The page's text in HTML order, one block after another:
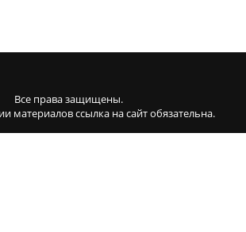
Все права защищены.
материалов ссылка на сайт обязательна.